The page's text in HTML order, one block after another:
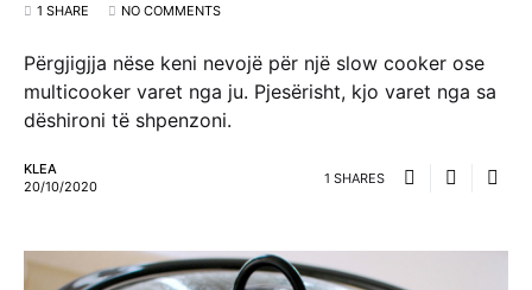
1 SHARE NO COMMENTS
Përgjigjja nëse keni nevojë për një slow cooker ose
multicooker varet nga ju. Pjesërisht, kjo varet nga sa
dëshironi të shpenzoni.
KLEA
20/10/2020
1 SHARES